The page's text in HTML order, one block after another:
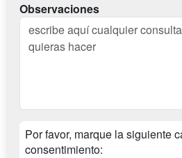
Observaciones
Por favor, marque la siguiente
consentimiento: